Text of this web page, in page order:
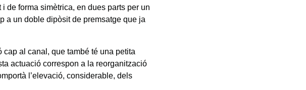
de forma simètrica, en dues parts per un
a un doble dipòsit de premsatge que ja
al canal, que també té una petita
actuació correspon a la reorganització
l’elevació, considerable, dels